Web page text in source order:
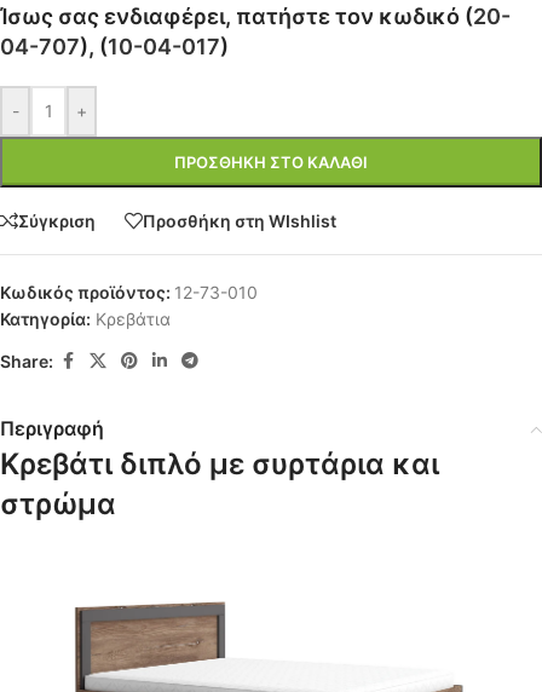
Ίσως σας ενδιαφέρει, πατήστε τον κωδικό (20-
04-707), (10-04-017)
- +
ΠΡΟΣΘΉΚΗ ΣΤΟ ΚΑΛΆΘΙ
Σύγκριση Προσθήκη στη WIshlist
Κωδικός προϊόντος: 12-73-010
Κατηγορία: Κρεβάτια
Share:
Περιγραφή
Κρεβάτι διπλό με συρτάρια και
στρώμα